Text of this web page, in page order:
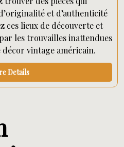
et d’authenticité
ces lieux de découverte et
les trouvailles inattendues
vintage américain.
Details